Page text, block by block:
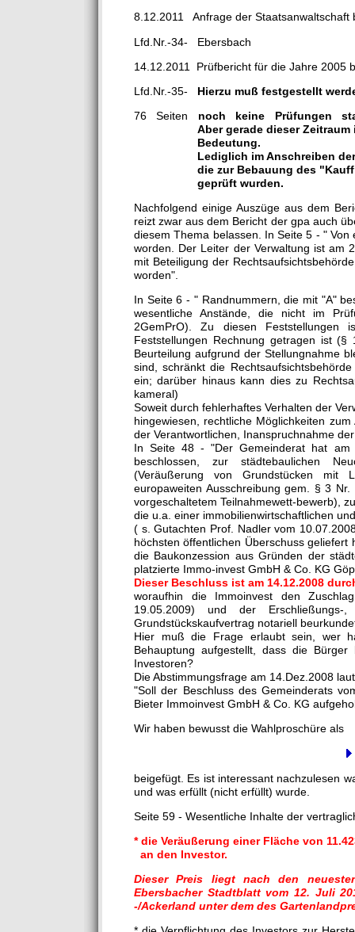
8.12.2011 Anfrage der Staatsanwaltschaft
Lfd.Nr.-34- Ebersbach
14.12.2011 Prüfbericht für die Jahre 2005
Lfd.Nr.-35- Hierzu muß festgestellt
76 Seiten noch keine Prüfungen
Aber gerade dieser
Bedeutung.
Lediglich im Anschreiben
die zur Bebauung des
geprüft wurden.
Nachfolgend einige Auszüge aus dem
reizt zwar aus dem Bericht der gpa auch
diesem Thema belassen. In Seite 5 - "
worden. Der Leiter der Verwaltung ist am
mit Beteiligung der
worden".
In Seite 6 - " Randnummern, die mit "A"
wesentliche Anstände, die nicht im
2GemPrO). Zu diesen
Feststellungen Rechnung getragen ist
Beurteilung aufgrund der Stellungnahme
sind, schränkt die
ein; darüber hinaus kann dies zu
kameral)
Soweit durch fehlerhaftes Verhalten der
hingewiesen, rechtliche Möglichkeiten
der Verantwortlichen, Inanspruchnahme
In Seite 48 - "Der Gemeinderat hat am
beschlossen, zur städtebaulichen
(Veräußerung von Grundstücken mit
europaweiten Ausschreibung gem. § 3
vorgeschaltetem Teilnahmewett-bewerb),
die u.a. einer immobilienwirtschaftlichen
( s. Gutachten Prof. Nadler vom
höchsten öffentlichen Überschuss
die Baukonzession aus Gründen der
platzierte Immo-invest GmbH & Co. KG
Dieser Beschluss ist am 14.12.2008
woraufhin die Immoinvest den
19.05.2009) und der
Grundstückskaufvertrag notariell
Hier muß die Frage erlaubt sein, wer
Behauptung aufgestellt, dass die
Investoren?
Die Abstimmungsfrage am 14.Dez.2008
"Soll der Beschluss des Gemeinderats
Bieter Immoinvest GmbH & Co. KG
Wir haben bewusst die Wahlproschüre als
beigefügt. Es ist interessant nachzulesen
und was erfüllt (nicht erfüllt) wurde.
Seite 59 - Wesentliche Inhalte der
* die Veräußerung einer Fläche von
an den Investor.
Dieser Preis liegt nach den
Ebersbacher Stadtblatt vom 12. Juli
-/Ackerland unter dem des